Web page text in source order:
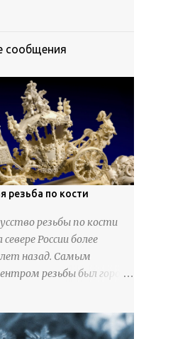
сообщения
резьба по кости
резьбы по кости
России более
назад. Самым
резьбы был город
тюленей, рыб и моржей.